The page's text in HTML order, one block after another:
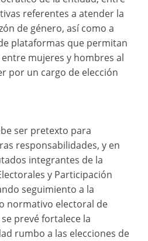
referentes a atender la
de género, así como a
plataformas que permitan
mujeres y hombres al
por un cargo de elección
ser pretexto para
responsabilidades, y en
integrantes de la
y Participación
seguimiento a la
normativo electoral de
prevé fortalece la
rumbo a las elecciones de